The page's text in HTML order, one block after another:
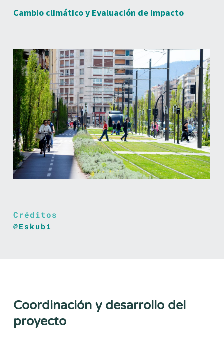
Cambio climático y Evaluación de impacto
Créditos
@Eskubi
Coordinación y desarrollo del
proyecto